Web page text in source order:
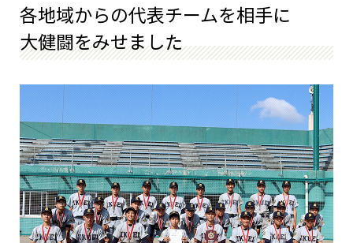
各地域からの代表チームを相手に
大健闘をみせました